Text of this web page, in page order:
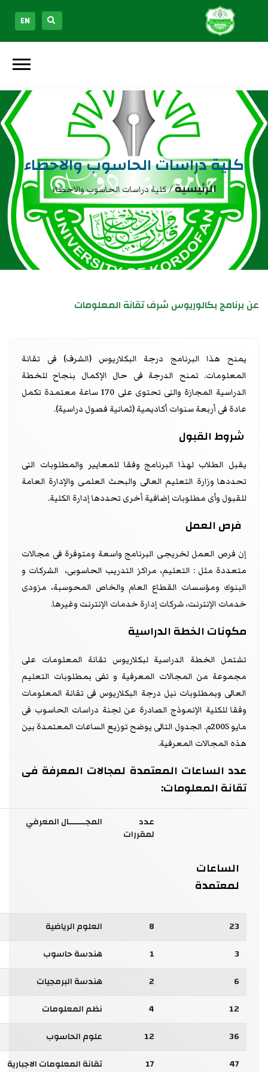
EN
كلية دراسات الحاسوب والاحصاء
الرئيسية/كلية دراسات الحاسوب والاحصاء
عن برنامج بكالوريوس شرف تقانة المعلومات
يمنح هذا البرنامج درجة البكلاريوس (الشرف) فى تقانة
المعلومات. تمنح الدرجة فى حال الإكمال بنجاح للخطة
الدراسية المجازة والتى تحتوى على 170 ساعة معتمدة تكمل
عادة فى أربعة سنوات أكاديمية (ثمانية فصول دراسية).
شروط القبول
يقبل الطلاب لهذا البرنامج وفقا للمعايير والمطلوبات التى
تحددها وزارة التعليم العالى والبحث العلمى والإدارة العامة
للقبول وأى مطلوبات إضافية أخرى تحددها إدارة الكلية.
فرص العمل
إن فرص العمل لخريجى البرنامج واسعة ومتوفرة فى مجالات
متعددة مثل : التعليم، مراكز التدريب الحاسوبى، الشركات و
البنوك ومؤسسات القطاع العام والخاص المحوسبة، مزودى
خدمات الإنترنت، شركات إدارة خدمات الإنترنت وغيرها.
مكونات الخطة الدراسية
تشتمل الخطة الدراسية لبكلاريوس تقانة المعلومات على
مجموعة من المجالات المعرفية و تفى بمطلوبات التعليم
العالى وبمطلوبات نيل درجة البكلاريوس فى تقانة المعلومات
وفقا للكلية الإنموذج الصادرة عن لجنة دراسات الحاسوب فى
مايو 2005م. الجدول التالى يوضح توزيع الساعات المعتمدة بين
هذه المجالات المعرفية.
عدد الساعات المعتمدة لمجالات المعرفة فى
تقانة المعلومات:
الساعات
لمعتمدة
عدد
لمقررات
المجـــــــال المعرفي
23
8
العلوم الرياضية
3
1
هندسة حاسوب
6
2
هندسة البرمجيات
12
4
نظم المعلومات
36
12
علوم الحاسوب
47
17 تقانة المعلومات الاجبارية